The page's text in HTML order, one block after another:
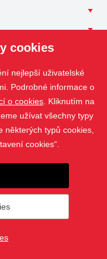
a jejich stahování nebo
cookies
nejlepší uživatelské
Podrobné informace o
o cookies . Kliknutím na
užívat všechny typy
některých typů cookies,
cookies“.